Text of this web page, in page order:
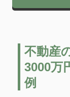
不動産
3000万
例